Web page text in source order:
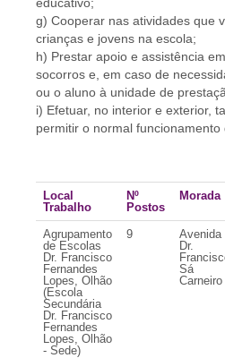
g) Cooperar nas atividades que
crianças e jovens na escola;
h) Prestar apoio e assistência
socorros e, em caso de
ou o aluno à unidade de
i) Efetuar, no interior e exterior,
permitir o normal funcionamento
Local
Trabalho
Nº
Postos
Morada
Agrupamento
de Escolas
Dr. Francisco
Fernandes
Lopes, Olhão
(Escola
Secundária
Dr. Francisco
Fernandes
Lopes, Olhão
- Sede)
9
Avenida
Dr.
Sá
Carneiro